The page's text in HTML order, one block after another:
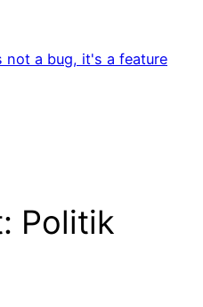
a bug, it's a feature
Politik